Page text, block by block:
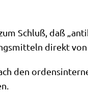
Schluß, daß
direkt
den